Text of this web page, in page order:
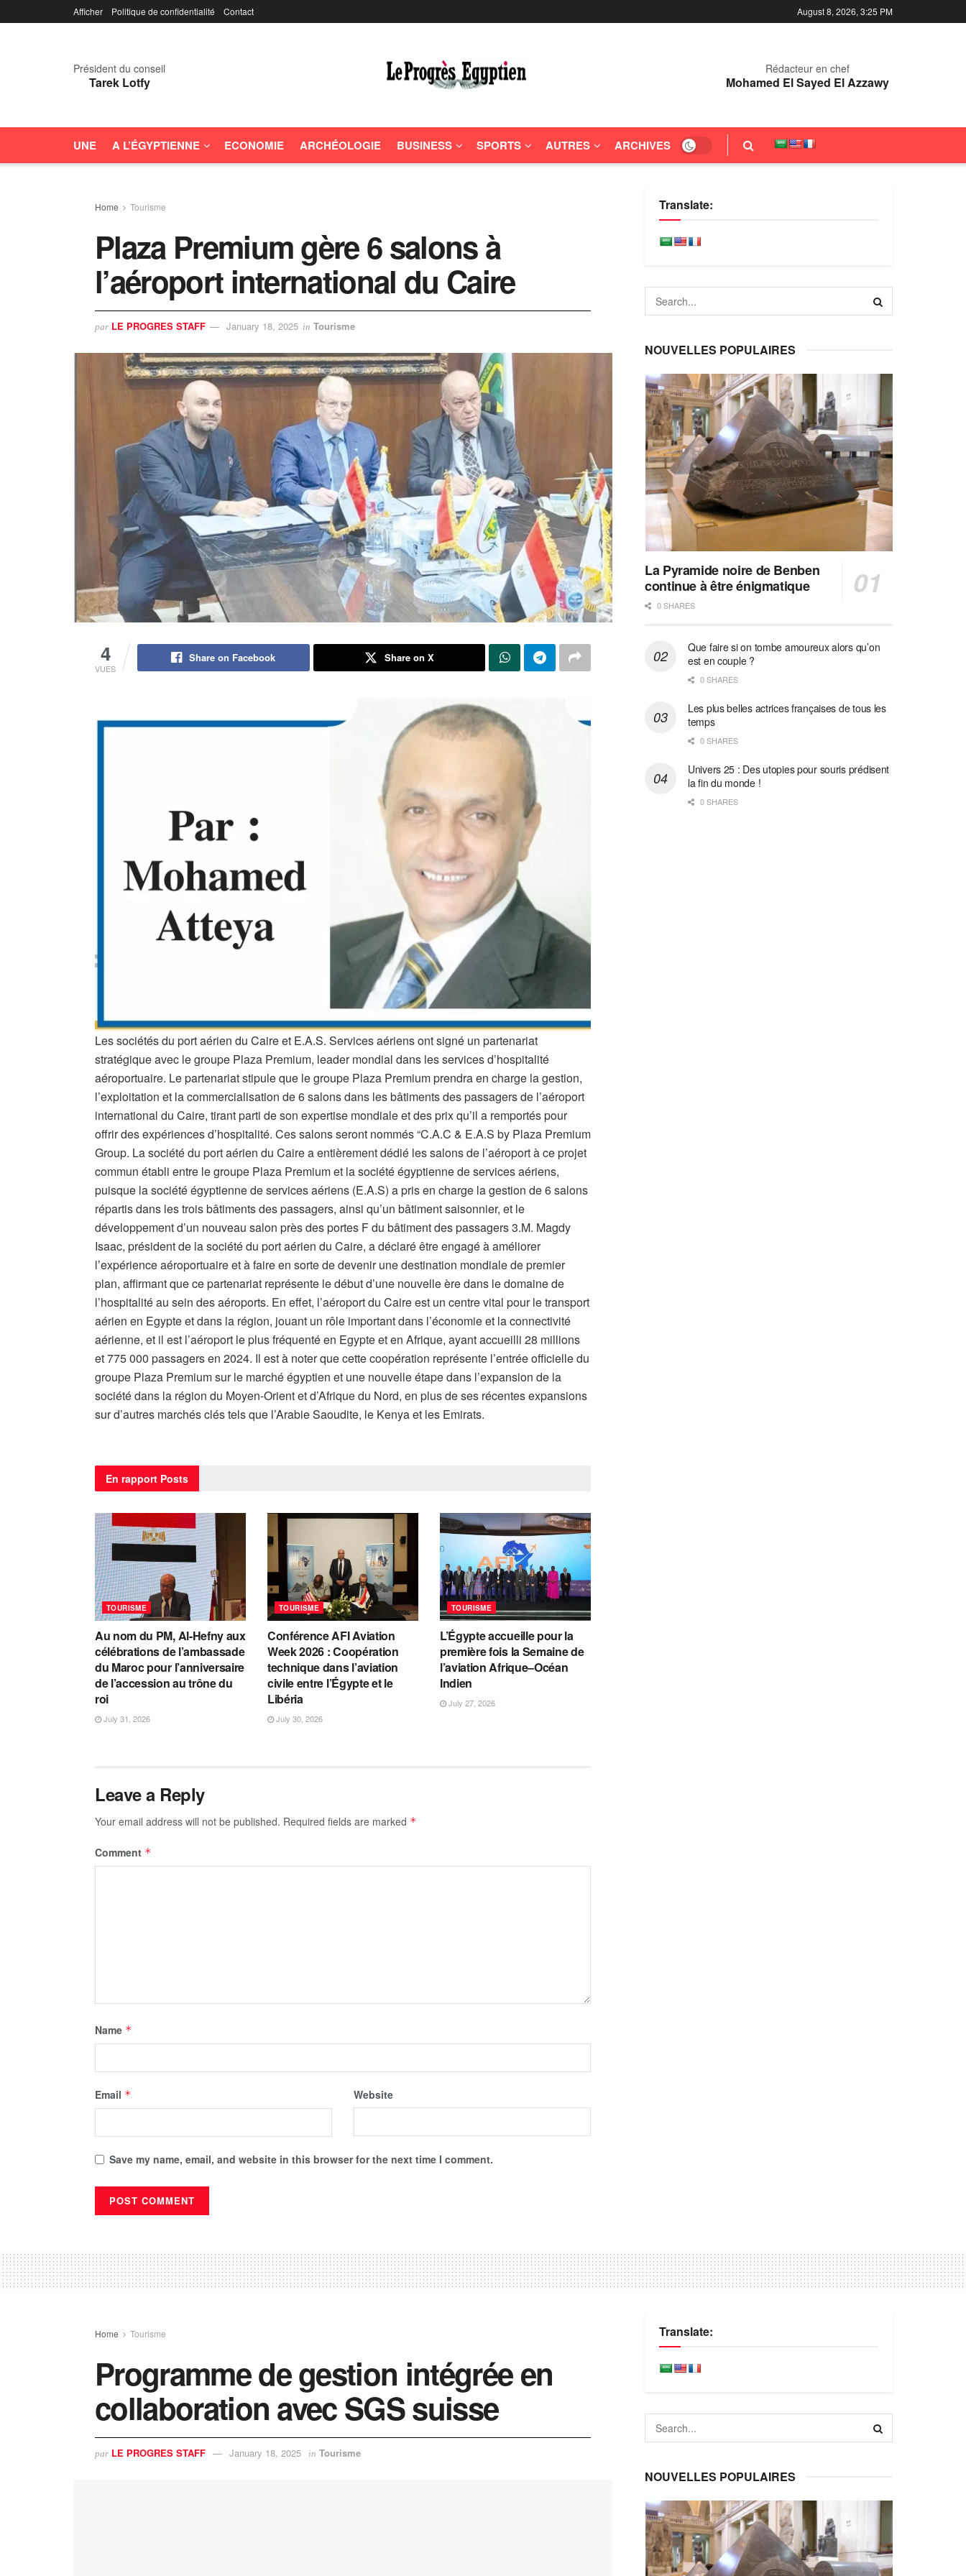
Afficher Politique de confidentialité Contact August 8, 2026, 3:25 PM
Président du conseil
Tarek Lotfy
Rédacteur en chef
Mohamed El Sayed El Azzawy
UNE A L’ÉGYPTIENNE ECONOMIE ARCHÉOLOGIE BUSINESS SPORTS AUTRES ARCHIVES
Home Tourisme
Plaza Premium gère 6 salons à
l’aéroport international du Caire
par LE PROGRES STAFF January 18, 2025 in Tourisme
4
VUES
Share on Facebook Share on X
Les sociétés du port aérien du Caire et E.A.S. Services aériens ont signé un partenariat
stratégique avec le groupe Plaza Premium, leader mondial dans les services d’hospitalité
aéroportuaire. Le partenariat stipule que le groupe Plaza Premium prendra en charge la gestion,
l’exploitation et la commercialisation de 6 salons dans les bâtiments des passagers de l’aéroport
international du Caire, tirant parti de son expertise mondiale et des prix qu’il a remportés pour
offrir des expériences d’hospitalité. Ces salons seront nommés “C.A.C & E.A.S by Plaza Premium
Group. La société du port aérien du Caire a entièrement dédié les salons de l’aéroport à ce projet
commun établi entre le groupe Plaza Premium et la société égyptienne de services aériens,
puisque la société égyptienne de services aériens (E.A.S) a pris en charge la gestion de 6 salons
répartis dans les trois bâtiments des passagers, ainsi qu’un bâtiment saisonnier, et le
développement d’un nouveau salon près des portes F du bâtiment des passagers 3.M. Magdy
Isaac, président de la société du port aérien du Caire, a déclaré être engagé à améliorer
l’expérience aéroportuaire et à faire en sorte de devenir une destination mondiale de premier
plan, affirmant que ce partenariat représente le début d’une nouvelle ère dans le domaine de
l’hospitalité au sein des aéroports. En effet, l’aéroport du Caire est un centre vital pour le transport
aérien en Egypte et dans la région, jouant un rôle important dans l’économie et la connectivité
aérienne, et il est l’aéroport le plus fréquenté en Egypte et en Afrique, ayant accueilli 28 millions
et 775 000 passagers en 2024. Il est à noter que cette coopération représente l’entrée officielle du
groupe Plaza Premium sur le marché égyptien et une nouvelle étape dans l’expansion de la
société dans la région du Moyen-Orient et d’Afrique du Nord, en plus de ses récentes expansions
sur d’autres marchés clés tels que l’Arabie Saoudite, le Kenya et les Emirats.
En rapport Posts
TOURISME
Au nom du PM, Al-Hefny aux
célébrations de l’ambassade
du Maroc pour l’anniversaire
de l’accession au trône du
roi
July 31, 2026
TOURISME
Conférence AFI Aviation
Week 2026 : Coopération
technique dans l’aviation
civile entre l’Égypte et le
Libéria
July 30, 2026
TOURISME
L’Égypte accueille pour la
première fois la Semaine de
l’aviation Afrique–Océan
Indien
July 27, 2026
Leave a Reply
Your email address will not be published. Required fields are marked *
Comment *
Name *
Email * Website
Save my name, email, and website in this browser for the next time I comment.
Translate:
NOUVELLES POPULAIRES
La Pyramide noire de Benben
continue à être énigmatique
0 SHARES
Que faire si on tombe amoureux alors qu’on
est en couple ?
0 SHARES
Les plus belles actrices françaises de tous les
temps
0 SHARES
Univers 25 : Des utopies pour souris prédisent
la fin du monde !
0 SHARES
Home Tourisme
Programme de gestion intégrée en
collaboration avec SGS suisse
par LE PROGRES STAFF January 18, 2025 in Tourisme
Translate:
NOUVELLES POPULAIRES